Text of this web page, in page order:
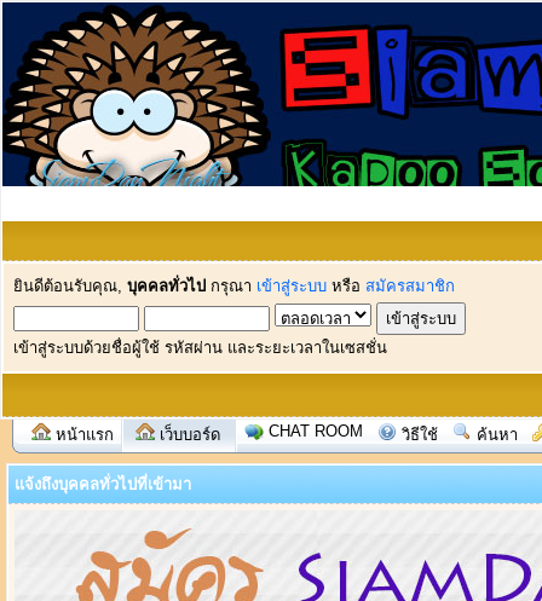
ยินดีต้อนรับคุณ, บุคคลทั่วไป กรุณา เข้าสู่ระบบ หรือ สมัครสมาชิก
เข้าสู่ระบบด้วยชื่อผู้ใช้ รหัสผ่าน และระยะเวลาในเซสชั่น
หน้าแรก เว็บบอร์ด CHAT ROOM วิธีใช้ ค้นหา
แจ้งถึงบุคคลทั่วไปที่เข้ามา